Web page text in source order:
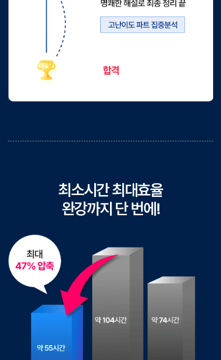
최소시간 최대효율
완강까지 단 번에!